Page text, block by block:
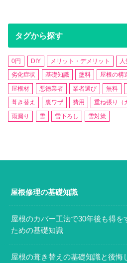
タグから探す
0円 DIY メリット・デメリット
劣化症状
基礎知識 塗料 屋根の構
屋根材
悪徳業者 業者選び 無料
葺き替え
裏ワザ 費用 重ね張り（
雨漏り
雪 雪下ろし 雪対策
屋根修理の基礎知識
屋根のカバー工法で30年後も得を
ための基礎知識
屋根の葺き替えの基礎知識と後悔